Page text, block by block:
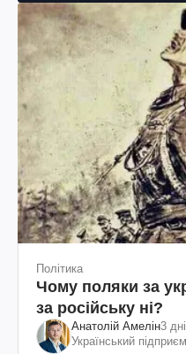
Політика
Чому поляки за
за російську ні?
Анатолій Амелін3
Український